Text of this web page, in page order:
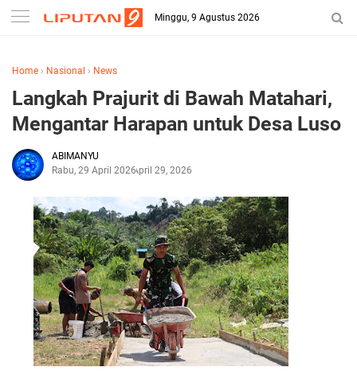
Minggu, 9 Agustus 2026
Home › Nasional › News
Langkah Prajurit di Bawah Matahari,
Mengantar Harapan untuk Desa Luso
ABIMANYU
Rabu, 29 April 2026April 29, 2026